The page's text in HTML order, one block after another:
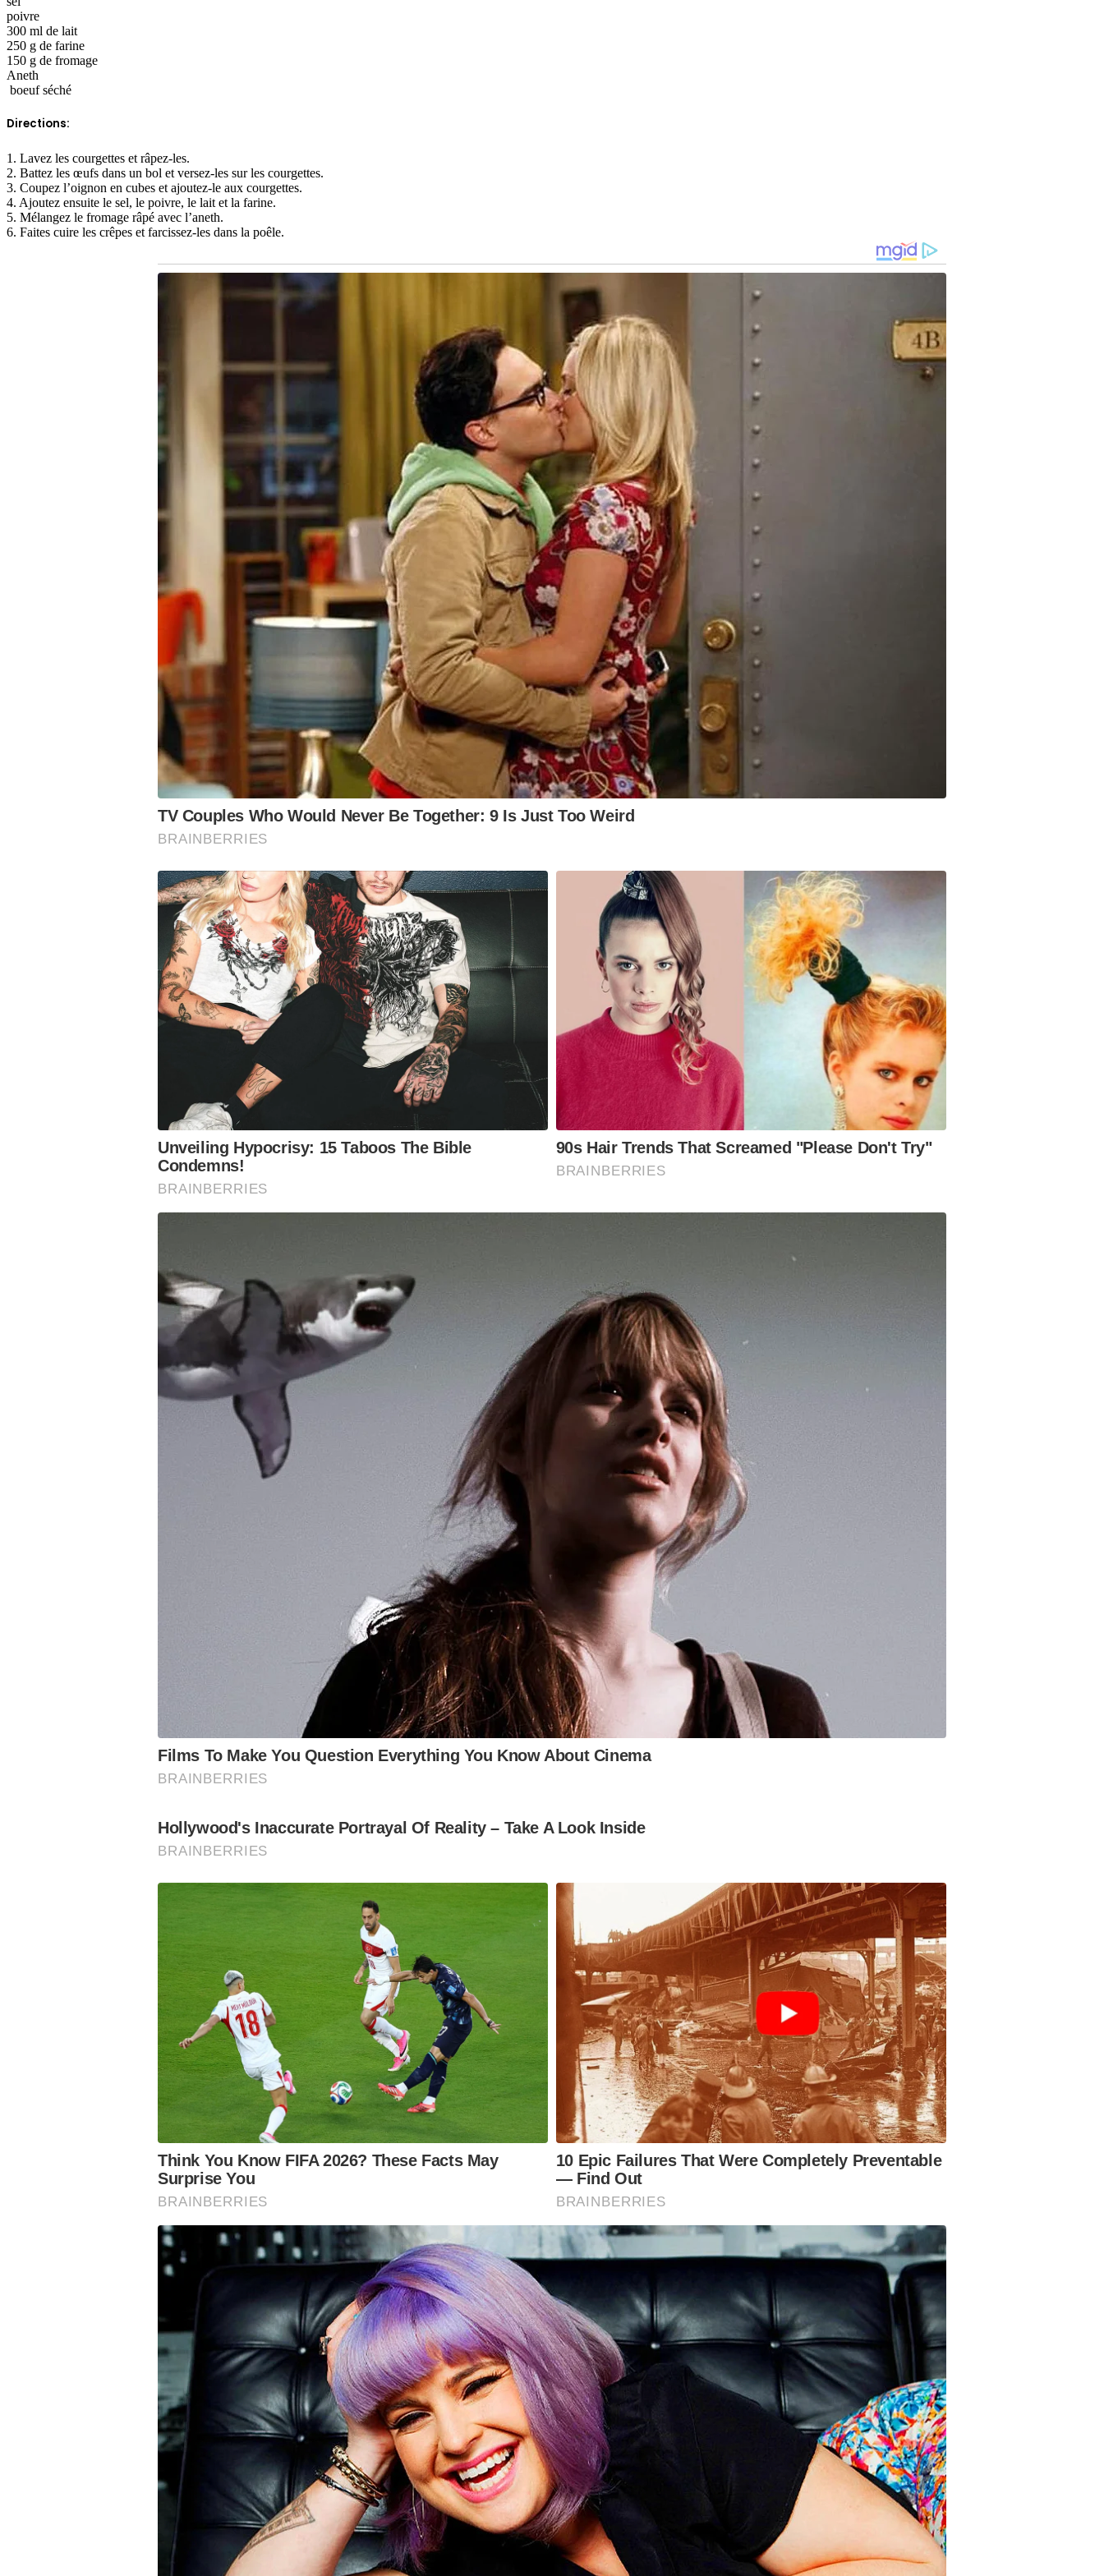
poivre
300 ml de lait
250 g de farine
150 g de fromage
Aneth
boeuf séché
Directions:
1. Lavez les courgettes et râpez-les.
2. Battez les œufs dans un bol et versez-les sur les courgettes.
3. Coupez l’oignon en cubes et ajoutez-le aux courgettes.
4. Ajoutez ensuite le sel, le poivre, le lait et la farine.
5. Mélangez le fromage râpé avec l’aneth.
6. Faites cuire les crêpes et farcissez-les dans la poêle.